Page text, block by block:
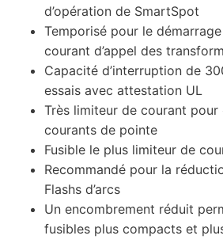
d’opération de SmartSpot
Temporisé pour le
courant d’appel des
Capacité d’interruption de
essais avec attestation UL
Très limiteur de courant pour
courants de pointe
Fusible le plus limiteur de
Recommandé pour la
Flashs d’arcs
Un encombrement réduit
fusibles plus compacts et